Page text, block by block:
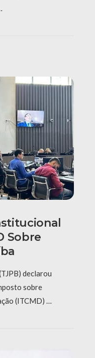
Sobre
declarou
sobre
(ITCMD) …